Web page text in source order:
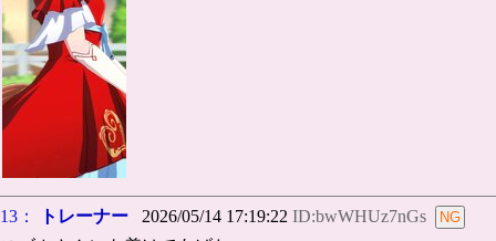
13： トレーナー 2026/05/14 17:19:22 ID:bwWHUz7nGs